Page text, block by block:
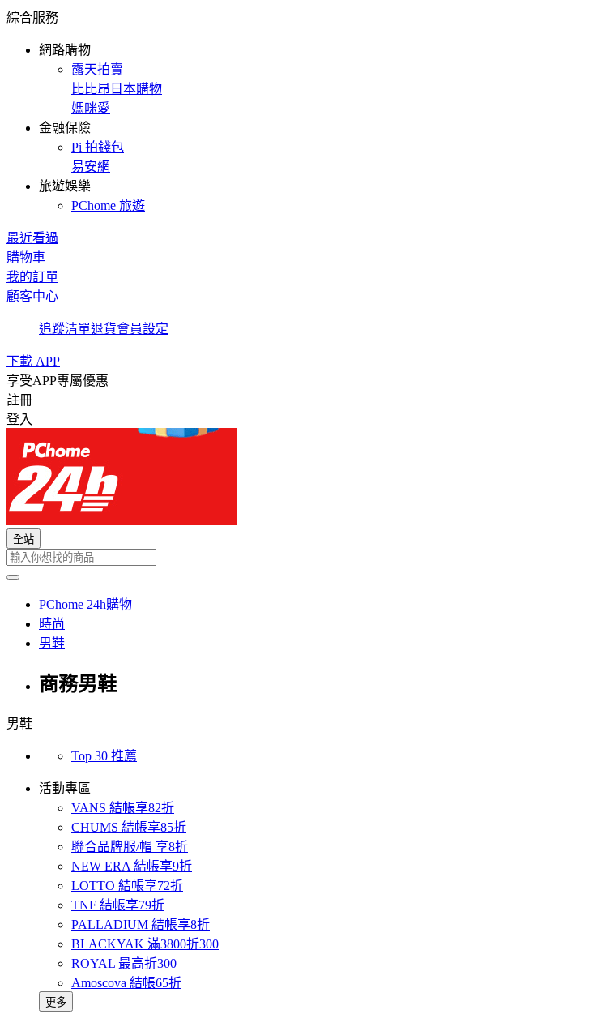
綜合服務
網路購物
露天拍賣
比比昂日本購物
媽咪愛
金融保險
Pi 拍錢包
易安網
旅遊娛樂
PChome 旅遊
最近看過
購物車
我的訂單
顧客中心
追蹤清單退貨會員設定
下載 APP
享受APP專屬優惠
註冊
登入
全站
PChome 24h購物
時尚
男鞋
商務男鞋
男鞋
Top 30 推薦
活動專區
VANS 結帳享82折
CHUMS 結帳享85折
聯合品牌服/帽 享8折
NEW ERA 結帳享9折
LOTTO 結帳享72折
TNF 結帳享79折
PALLADIUM 結帳享8折
BLACKYAK 滿3800折300
ROYAL 最高折300
Amoscova 結帳65折
更多